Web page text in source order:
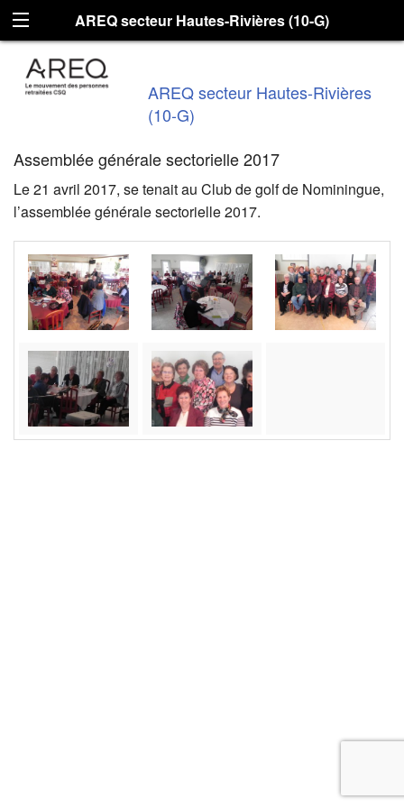
AREQ secteur Hautes-Rivières (10-G)
AREQ secteur Hautes-Rivières
(10-G)
Assemblée générale sectorielle 2017
Le 21 avril 2017, se tenait au Club de golf de Nominingue,
l’assemblée générale sectorielle 2017.